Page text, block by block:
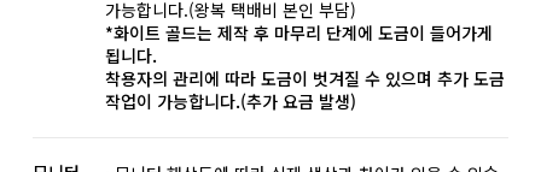
가능합니다.(왕복 택배비 본인 부담)
*화이트 골드는 제작 후 마무리 단계에 도금이 들어가게
됩니다.
착용자의 관리에 따라 도금이 벗겨질 수 있으며 추가 도금
작업이 가능합니다.(추가 요금 발생)